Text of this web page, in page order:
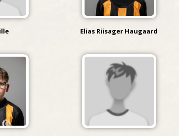
Elias Riisager Haugaard